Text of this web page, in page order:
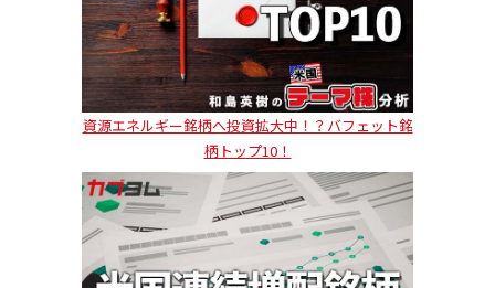
資源エネルギー銘柄へ投資拡大中！？バフェット銘
柄トップ10！